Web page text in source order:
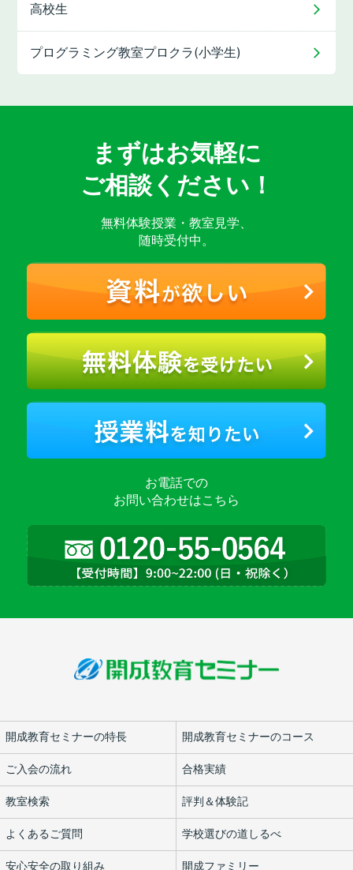
高校生
プログラミング教室プロクラ(小学生)
まずはお気軽に
ご相談ください！
無料体験授業・教室見学、
随時受付中。
お電話での
お問い合わせはこちら
開成教育セミナーの特長 開成教育セミナーのコース
ご入会の流れ 合格実績
教室検索 評判＆体験記
よくあるご質問 学校選びの道しるべ
安心安全の取り組み 開成ファミリー